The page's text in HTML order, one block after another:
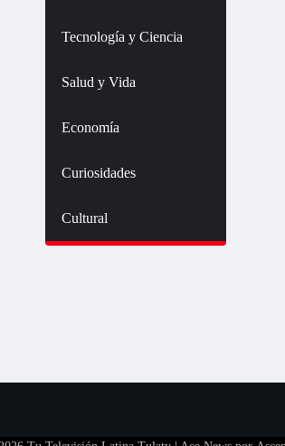
Tecnología y Ciencia
Salud y Vida
Economía
Curiosidades
Cultural